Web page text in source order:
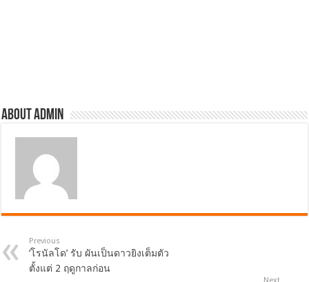
About admin
Previous
‘โรนัลโด’ รับ ผันเป็นดาวยิงเต็มตัว
ตั้งแต่ 2 ฤดูกาลก่อน